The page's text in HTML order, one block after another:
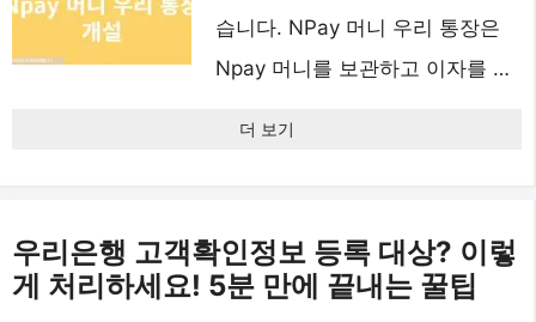
습니다. NPay 머니 우리 통장은
Npay 머니를 보관하고 이자를 …
더 보기
우리은행 고객확인정보 등록 대상? 이렇
게 처리하세요! 5분 만에 끝내는 꿀팁